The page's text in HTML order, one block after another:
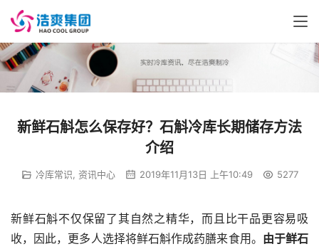
新鲜石斛怎么保存好？石斛冷库长期储存方法
介绍
冷库常识 资讯中心 2019年11月13日 上午10:49 5277
新鲜石斛不仅保留了其自然之精华，而且比干品更容易吸
收，因此，更多人选择将鲜石斛作成药膳来食用。 由于鲜石